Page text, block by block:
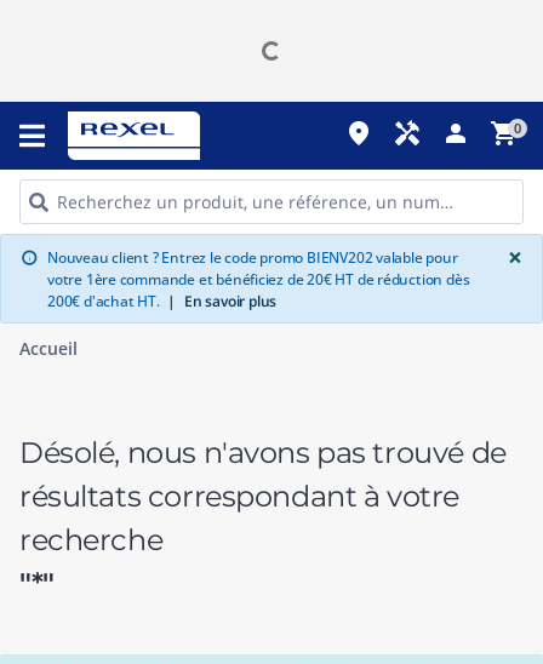
place handyman person shopping_cart0
info Nouveau client ? Entrez le code promo BIENV202 valable pour
votre 1ère commande et bénéficiez de 20€ HT de réduction dès
200€ d'achat HT. | En savoir plus
×
Accueil
Désolé, nous n'avons pas trouvé de
résultats correspondant à votre
recherche
"*"